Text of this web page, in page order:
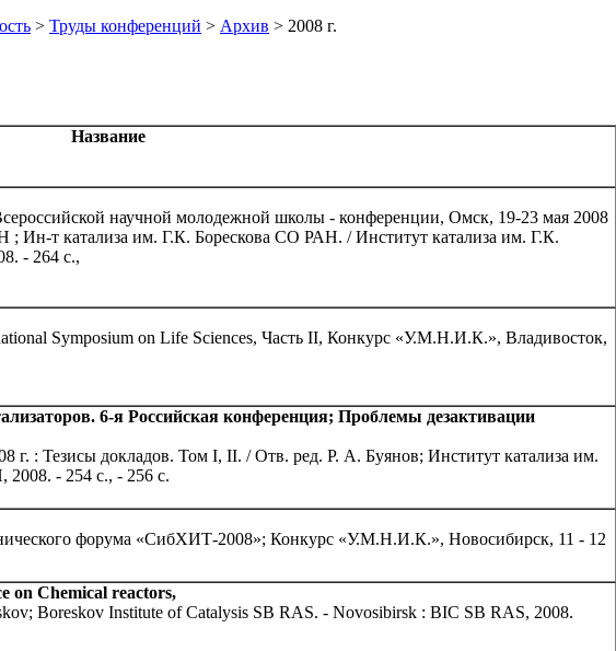
> Труды конференций > Архив > 2008 г.
Название
научной молодежной школы - конференции, Омск, 19-23 мая 2008
; Ин-т катализа им. Г.К. Борескова СО РАН. / Институт катализа им. Г.К.
- 264 с.,
Symposium on Life Sciences, Часть II, Конкурс «У.М.Н.И.К.», Владивосток,
6-я Российская конференция; Проблемы дезактивации
: Тезисы докладов. Том I, II. / Отв. ред. Р. А. Буянов; Институт катализа им.
- 254 с., - 256 с.
форума «СибХИТ-2008»; Конкурс «У.М.Н.И.К.», Новосибирск, 11 - 12
on Chemical reactors,
Boreskov Institute of Catalysis SB RAS. - Novosibirsk : BIC SB RAS, 2008.